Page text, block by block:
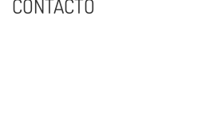
CONTACTO